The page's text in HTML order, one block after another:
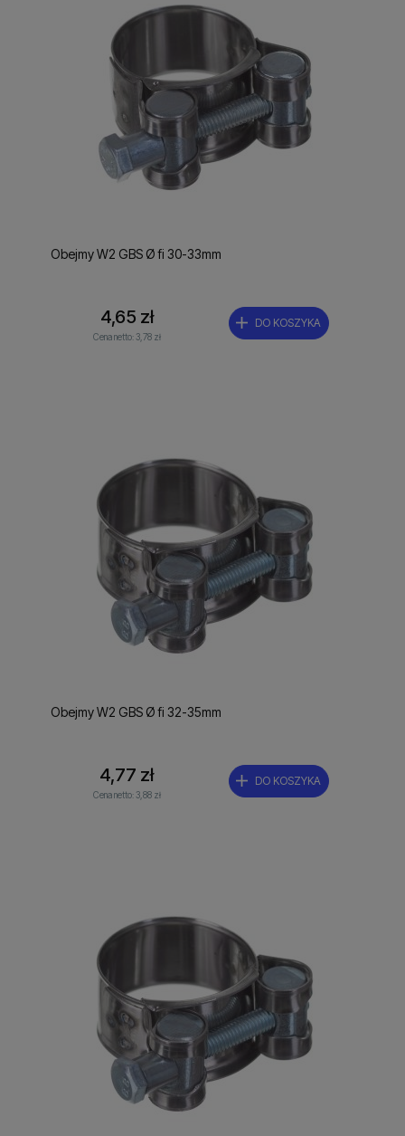
Obejmy W2 GBS Ø fi 30-33mm
4,65 zł
Cena netto:3,78 zł
DO KOSZYKA
Obejmy W2 GBS Ø fi 32-35mm
4,77 zł
Cena netto:3,88 zł
DO KOSZYKA